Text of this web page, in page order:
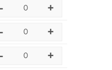
- +
- +
- +